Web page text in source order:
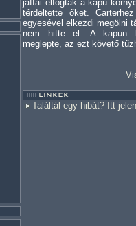
jaffái elfogták a kapu
térdeltette őket.
egyesével elkezdi megölni
nem hitte el. A kapun
meglepte, az ezt követő
Találtál egy hibát? Itt